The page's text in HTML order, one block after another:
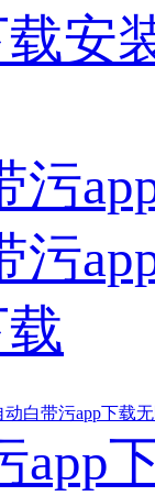
安
污
污
动白带污app下载
app